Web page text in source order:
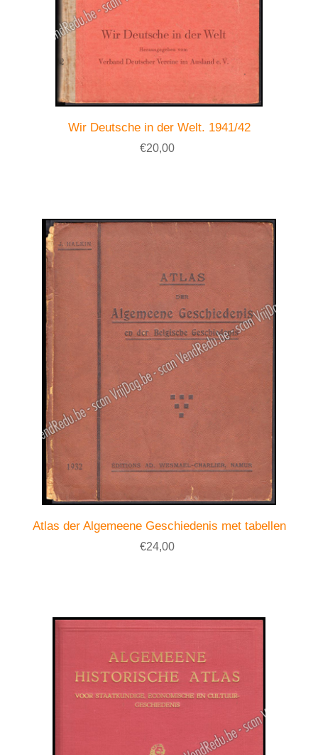
Wir Deutsche in der Welt. 1941/42
€20,00
Atlas der Algemeene Geschiedenis met tabellen
€24,00